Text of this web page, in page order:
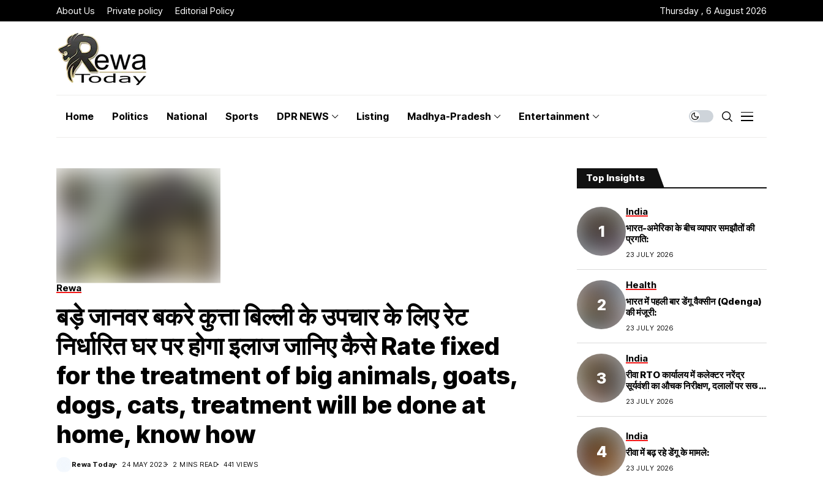
About Us Private policy Editorial Policy Thursday , 6 August 2026
Home Politics National Sports DPR NEWS Listing Madhya-Pradesh Entertainment
Rewa
बड़े जानवर बकरे कुत्ता बिल्ली के उपचार के लिए रेट
निर्धारित घर पर होगा इलाज जानिए कैसे Rate fixed
for the treatment of big animals, goats,
dogs, cats, treatment will be done at
home, know how
Rewa Today 24 MAY 2023 2 MINS READ 441 VIEWS
Top Insights
India
भारत-अमेरिका के बीच व्यापार समझौतों की
प्रगति:
23 JULY 2026
Health
भारत में पहली बार डेंगू वैक्सीन (Qdenga)
की मंजूरी:
23 JULY 2026
India
रीवा RTO कार्यालय में कलेक्टर नरेंद्र
सूर्यवंशी का औचक निरीक्षण, दलालों पर सख्त
कार्रवाई;
23 JULY 2026
India
रीवा में बढ़ रहे डेंगू के मामले:
23 JULY 2026